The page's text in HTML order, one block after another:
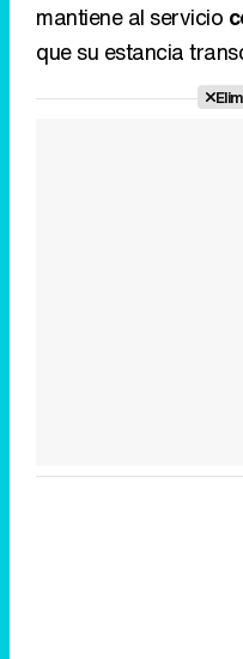
mantiene al servicio
que su estancia